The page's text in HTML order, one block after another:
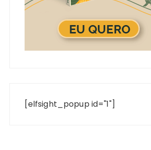
[elfsight_popup id="1"]